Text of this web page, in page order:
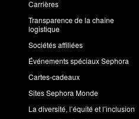
Carrières
Transparence de la chaîne
logistique
Sociétés affiliées
Événements spéciaux Sephora
Cartes-cadeaux
Sites Sephora Monde
La diversité, l’équité et l’inclusion